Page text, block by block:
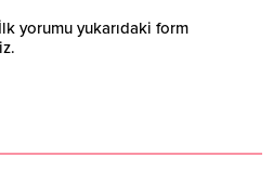
yorumu yukarıdaki form